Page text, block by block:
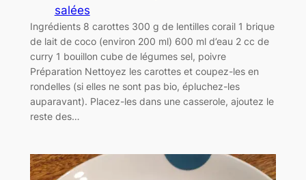
salées
Ingrédients 8 carottes 300 g de lentilles corail 1 brique
de lait de coco (environ 200 ml) 600 ml d’eau 2 cc de
curry 1 bouillon cube de légumes sel, poivre
Préparation Nettoyez les carottes et coupez-les en
rondelles (si elles ne sont pas bio, épluchez-les
auparavant). Placez-les dans une casserole, ajoutez le
reste des…